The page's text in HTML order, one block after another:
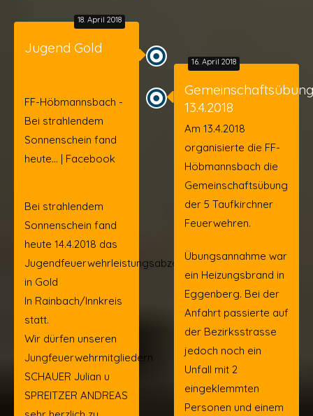
18. April 2018
Jugend Gold
FF-Höbmannsbach -
Bei strahlendem
Sonnenschein fand
heute... | Facebook
Bei strahlendem
Sonnenschein fand
heute 14.4.2018 das
Jugendfeuerwehrleistungsabzeichen
in Gold
In Rainbach/Innkreis
statt.
Wir dürfen unseren
Jungfeuerwehrmitgliedern
SCHAUER Julian u
SPREITZER ANDREAS
16. April 2018
Gemeinschaftsübung
13.4.2018
Am 13.4.2018
organisierte die FF-
Höbmannsbach die
Gemeinschaftsübung
der 5 Taufkirchner
Feuerwehren.
Übungsannahme war
ein Heizungsbrand in
Eggenberg. Bei der
Anfahrt passierte auf
der Bezirksstrasse
jedoch noch ein
Unfall mit 2
eingeklemmten
Personen und einem